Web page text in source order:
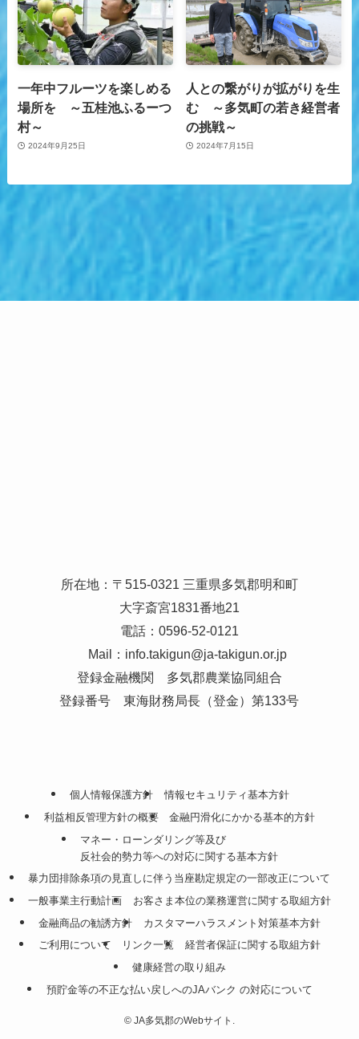
一年中フルーツを楽しめる
場所を ～五桂池ふるーつ
村～
2024年9月25日
人との繋がりが拡がりを生
む ～多気町の若き経営者
の挑戦～
2024年7月15日
個人情報保護方針
情報セキュリティ基本方針
利益相反管理方針の概要
金融円滑化にかかる基本的方針
マネー・ローンダリング等及び
お客さま本位の業務運営に関する取組方針
金融商品の勧誘方針
カスタマーハラスメント対策基本方針